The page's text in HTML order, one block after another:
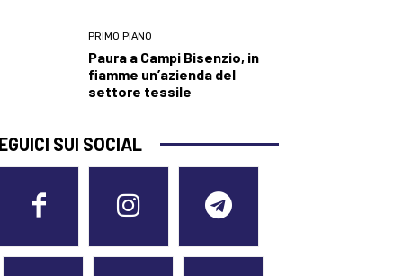
PRIMO PIANO
Paura a Campi Bisenzio, in
fiamme un’azienda del
settore tessile
SUI SOCIAL